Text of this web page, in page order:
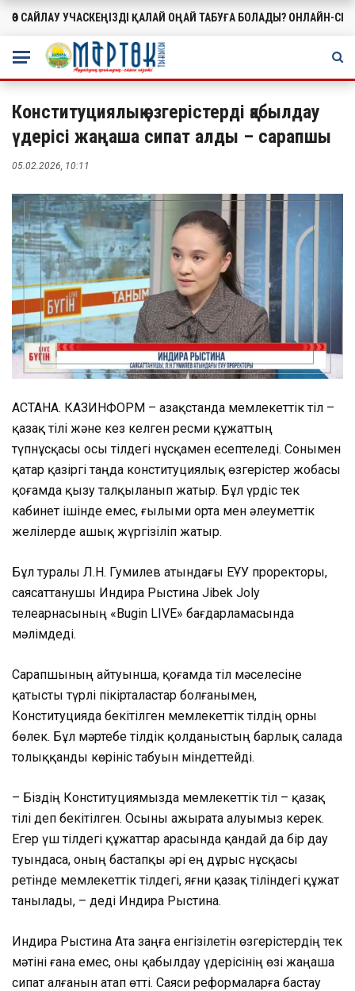
МАҢЫЗДЫ
ӨЗ САЙЛАУ УЧАСКЕҢІЗДІ ҚАЛАЙ ОҢАЙ ТАБУҒА БОЛАДЫ? ОНЛАЙН-
Конституциялық өзгерістерді қабылдау
үдерісі жаңаша сипат алды – сарапшы
05.02.2026, 10:11
АСТАНА. КАЗИНФОРМ – Қазақстанда мемлекеттік тіл –
қазақ тілі және кез келген ресми құжаттың
түпнұсқасы осы тілдегі нұсқамен есептеледі. Сонымен
қатар қазіргі таңда конституциялық өзгерістер жобасы
қоғамда қызу талқыланып жатыр. Бұл үрдіс тек
кабинет ішінде емес, ғылыми орта мен әлеуметтік
желілерде ашық жүргізіліп жатыр.
Бұл туралы Л.Н. Гумилев атындағы ЕҰУ проректоры,
саясаттанушы Индира Рыстина Jibek Joly
телеарнасының «Bugin LIVE» бағдарламасында
мәлімдеді.
Сарапшының айтуынша, қоғамда тіл мәселесіне
қатысты түрлі пікірталастар болғанымен,
Конституцияда бекітілген мемлекеттік тілдің орны
бөлек. Бұл мәртебе тілдік қолданыстың барлық салада
толыққанды көрініс табуын міндеттейді.
– Біздің Конституциямызда мемлекеттік тіл – қазақ
тілі деп бекітілген. Осыны ажырата алуымыз керек.
Егер үш тілдегі құжаттар арасында қандай да бір дау
туындаса, оның бастапқы әрі ең дұрыс нұсқасы
ретінде мемлекеттік тілдегі, яғни қазақ тіліндегі құжат
танылады, – деді Индира Рыстина.
Индира Рыстина Ата заңға енгізілетін өзгерістердің тек
мәтіні ғана емес, оны қабылдау үдерісінің өзі жаңаша
сипат алғанын атап өтті. Саяси реформаларға бастау